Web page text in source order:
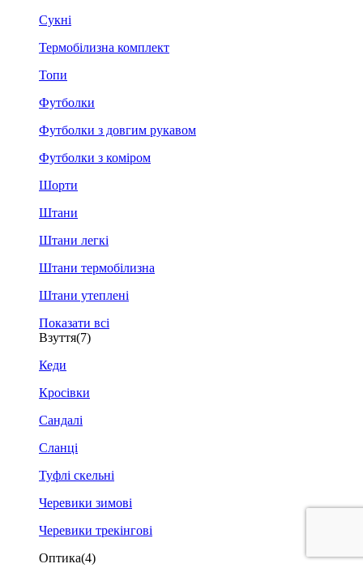
Сукні
Термобілизна комплект
Топи
Футболки
Футболки з довгим рукавом
Футболки з коміром
Шорти
Штани
Штани легкі
Штани термобілизна
Штани утеплені
Показати всі
Взуття(7)
Кеди
Кросівки
Сандалі
Сланці
Туфлі скельні
Черевики зимові
Черевики трекінгові
Оптика(4)